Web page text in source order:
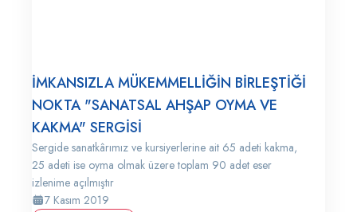
İMKANSIZLA MÜKEMMELLİĞİN BİRLEŞTİĞİ
NOKTA "SANATSAL AHŞAP OYMA VE
KAKMA" SERGİSİ
Sergide sanatkârımız ve kursiyerlerine ait 65 adeti kakma,
25 adeti ise oyma olmak üzere toplam 90 adet eser
izlenime açılmıştır
7 Kasım 2019